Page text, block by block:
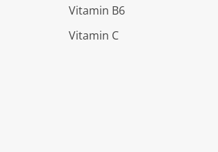
Vitamin B6
Vitamin C